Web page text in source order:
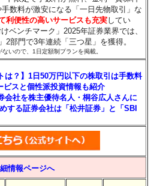
数料が激安になる「一日先物取引」な
利便性の高いサービスも充実してい
ベンチマーク」2025年証券業界では、
2部門で3年連続「三つ星」を獲得。
いので、1日定額制プランを掲載。
？】1日50万円以下の株取引は手数料
スと個性派投資情報も紹介
社を株主優待名人・桐谷広人さんに
する証券会社は「松井証券」と「SBI
情報ページへ